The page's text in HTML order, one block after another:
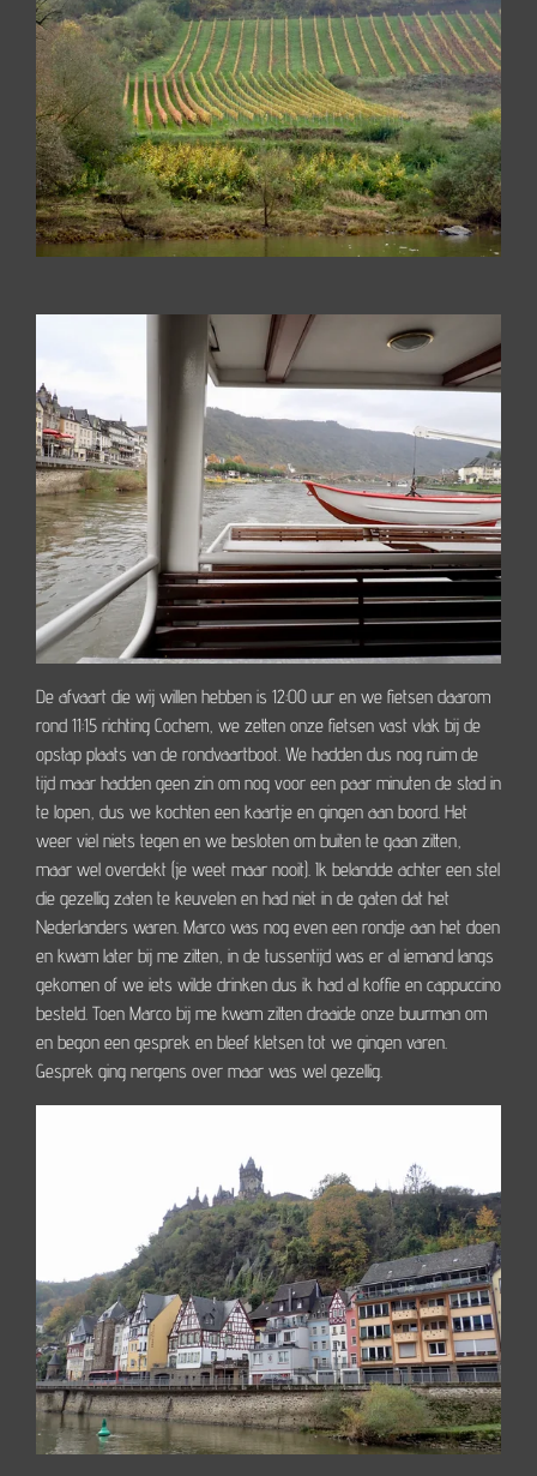
De afvaart die wij willen hebben is 12:00 uur en we fietsen daarom
rond 11:15 richting Cochem, we zetten onze fietsen vast vlak bij de
opstap plaats van de rondvaartboot. We hadden dus nog ruim de
tijd maar hadden geen zin om nog voor een paar minuten de stad in
te lopen, dus we kochten een kaartje en gingen aan boord. Het
weer viel niets tegen en we besloten om buiten te gaan zitten,
maar wel overdekt (je weet maar nooit). Ik belandde achter een stel
die gezellig zaten te keuvelen en had niet in de gaten dat het
Nederlanders waren. Marco was nog even een rondje aan het doen
en kwam later bij me zitten, in de tussentijd was er al iemand langs
gekomen of we iets wilde drinken dus ik had al koffie en cappuccino
besteld. Toen Marco bij me kwam zitten draaide onze buurman om
en begon een gesprek en bleef kletsen tot we gingen varen.
Gesprek ging nergens over maar was wel gezellig.